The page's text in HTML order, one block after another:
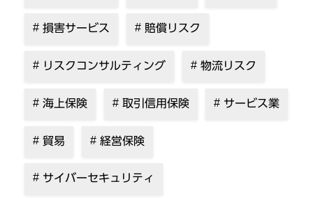
損害サービス 賠償リスク
リスクコンサルティング 物流リスク
海上保険 取引信用保険 サービス業
貿易 経営保険
サイバーセキュリティ